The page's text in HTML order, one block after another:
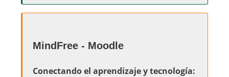
MindFree - Moodle
Conectando el aprendizaje y tecnología: